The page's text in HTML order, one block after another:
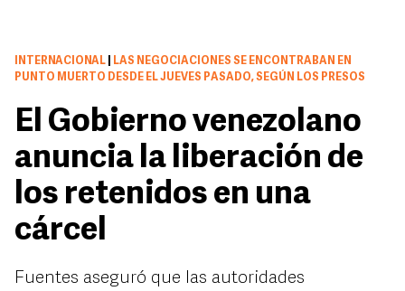
INTERNACIONAL
LAS NEGOCIACIONES SE ENCONTRABAN EN
PUNTO MUERTO DESDE EL JUEVES PASADO, SEGÚN LOS PRESOS
El Gobierno venezolano
anuncia la liberación de
los retenidos en una
cárcel
Fuentes aseguró que las autoridades